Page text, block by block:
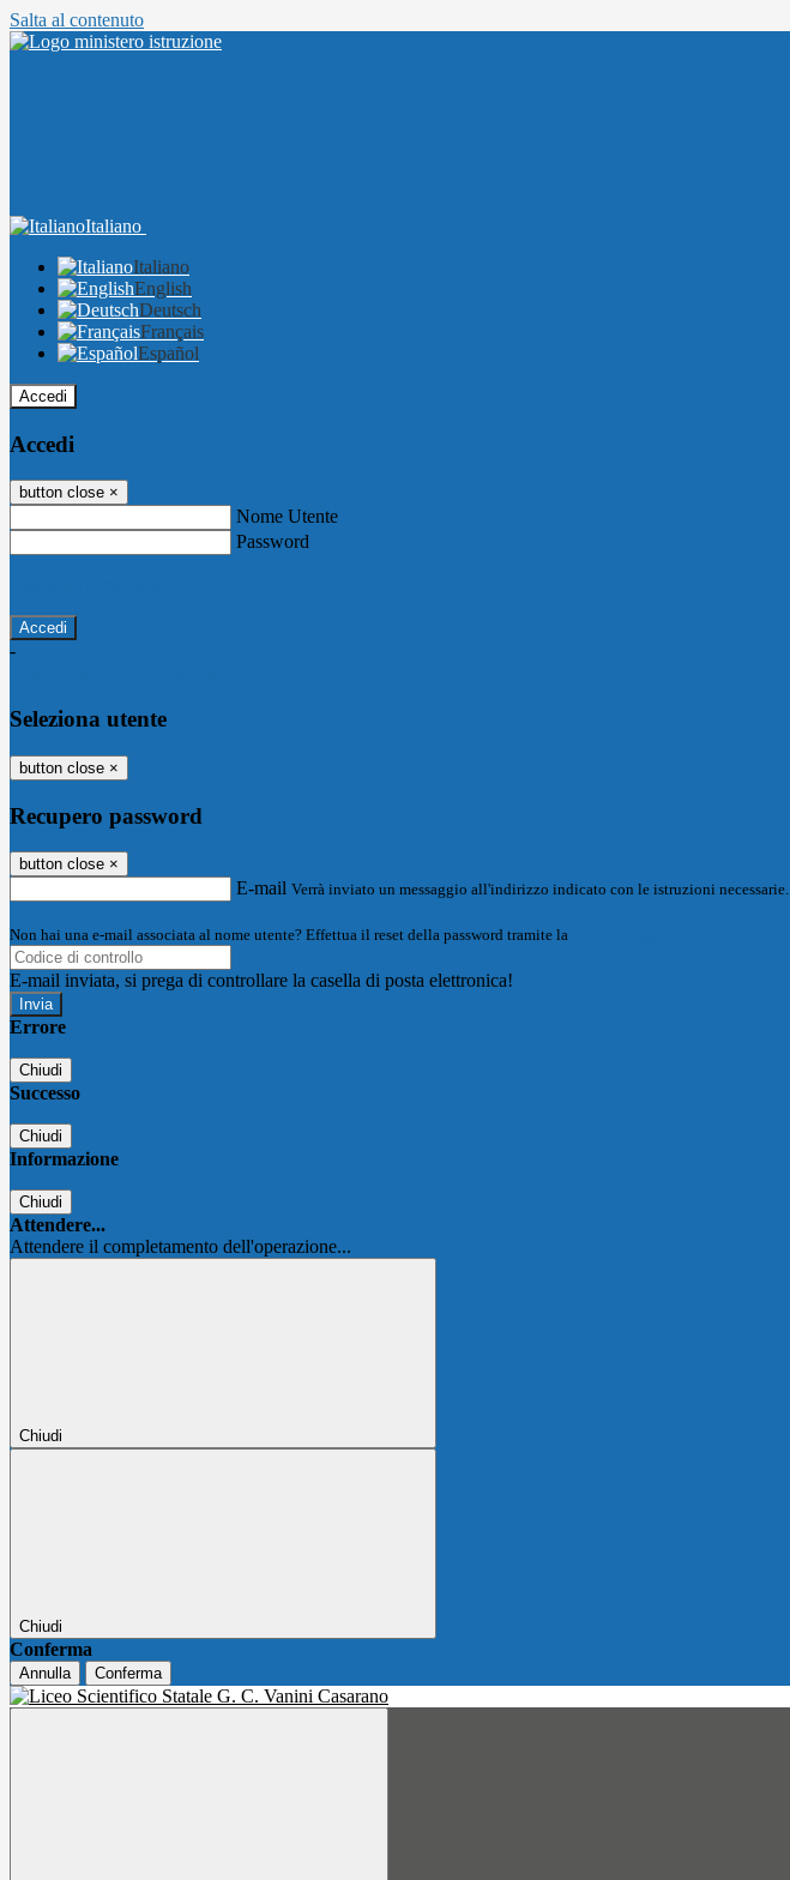
Salta al contenuto
Italiano
Italiano
English
Deutsch
Français
Español
Accedi
Accedi
button close ×
Nome Utente
Password
-
Seleziona utente
button close ×
Recupero password
button close ×
E-mail Verrà inviato un messaggio all'indirizzo indicato con le istruzioni necessarie.
Non hai una e-mail associata al nome utente? Effettua il reset della password tramite la
E-mail inviata, si prega di controllare la casella di posta elettronica!
Errore
Chiudi
Successo
Chiudi
Informazione
Chiudi
Attendere...
Attendere il completamento dell'operazione...
Chiudi
Chiudi
Conferma
Annulla Conferma